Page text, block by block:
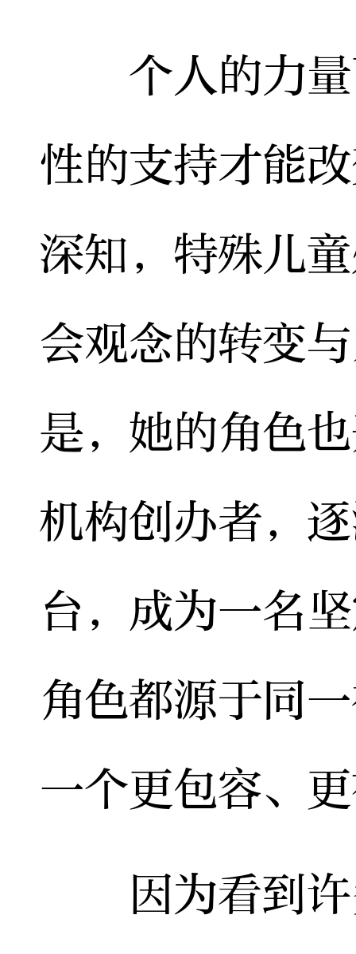
个人的力量
性的支持才能
深知，特殊儿
会观念的转变
是，她的角色
机构创办者，
台，成为一名
角色都源于同
一个更包容、
因为看到许